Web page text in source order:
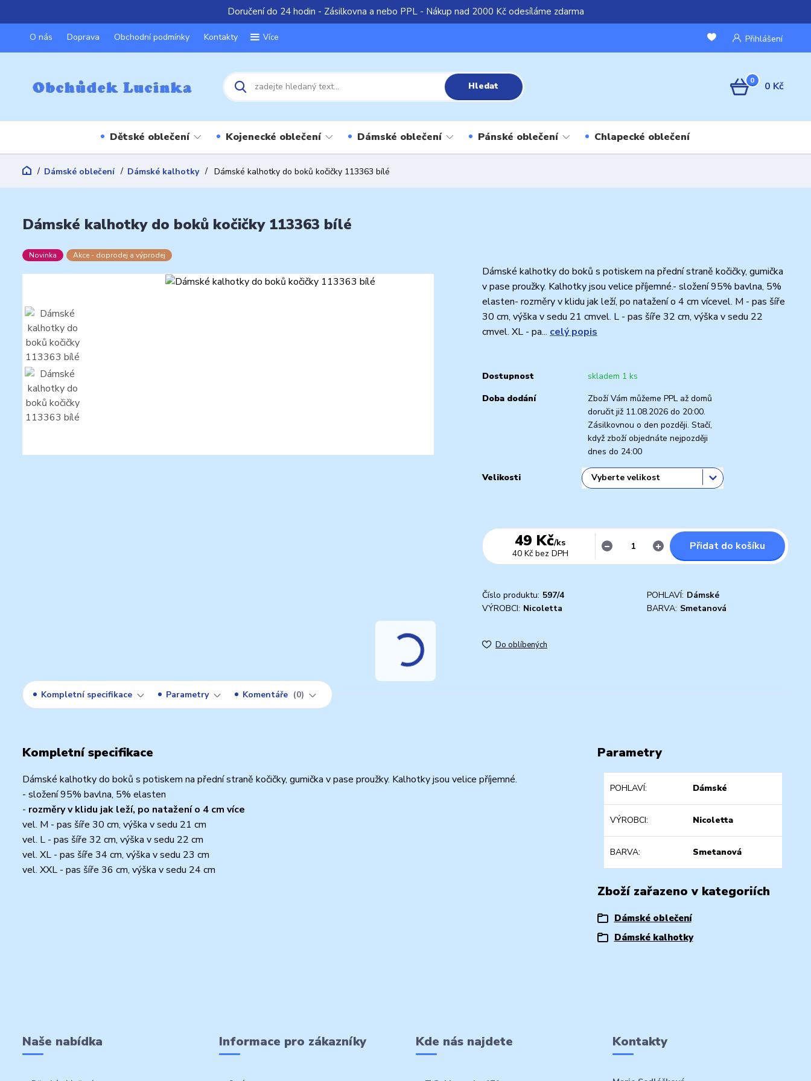
Doručení do 24 hodin - Zásilkovna a nebo PPL - Nákup nad 2000 Kč odesíláme zdarma
O nás Doprava Obchodní podmínky Kontakty Více Přihlášení
Hledat 0 0 Kč
Dětské oblečení Kojenecké oblečení Dámské oblečení Pánské oblečení Chlapecké oblečení
Dámské oblečení Dámské kalhotky Dámské kalhotky do boků kočičky 113363 bílé
Dámské kalhotky do boků kočičky 113363 bílé
Novinka Akce - doprodej a výprodej
Dámské kalhotky do boků s potiskem na přední straně kočičky, gumička
v pase proužky. Kalhotky jsou velice příjemné.- složení 95% bavlna, 5%
elasten- rozměry v klidu jak leží, po natažení o 4 cm vícevel. M - pas šíře
30 cm, výška v sedu 21 cmvel. L - pas šíře 32 cm, výška v sedu 22
cmvel. XL - pa... celý popis
Dostupnost
skladem 1 ks
Doba dodání
Zboží Vám můžeme PPL až domů
doručit již 11.08.2026 do 20:00.
Zásilkovnou o den později. Stačí,
když zboží objednáte nejpozději
dnes do 24:00
Velikosti
49 Kč/ks
40 Kč bez DPH
Přidat do košíku
Číslo produktu: 597/4 POHLAVÍ: Dámské
VÝROBCI: Nicoletta BARVA: Smetanová
Do oblíbených
Kompletní specifikace Parametry Komentáře 0
Kompletní specifikace
Dámské kalhotky do boků s potiskem na přední straně kočičky, gumička v pase proužky. Kalhotky jsou velice příjemné.
- složení 95% bavlna, 5% elasten
- rozměry v klidu jak leží, po natažení o 4 cm více
vel. M - pas šíře 30 cm, výška v sedu 21 cm
vel. L - pas šíře 32 cm, výška v sedu 22 cm
vel. XL - pas šíře 34 cm, výška v sedu 23 cm
vel. XXL - pas šíře 36 cm, výška v sedu 24 cm
Parametry
POHLAVÍ Dámské
VÝROBCI Nicoletta
BARVA Smetanová
Zboží zařazeno v kategoriích
Dámské oblečení
Dámské kalhotky
Naše nabídka Informace pro zákazníky Kde nás najdete Kontakty